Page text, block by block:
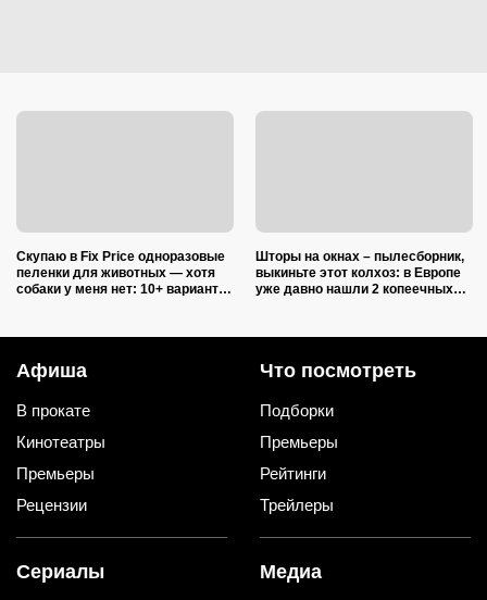
Скупаю в Fix Price одноразовые
пеленки для животных — хотя
собаки у меня нет: 10+ вариантов
Шторы на окнах – пылесборник,
выкиньте этот колхоз: в Европе
уже давно нашли 2 копеечных
Афиша
В прокате
Кинотеатры
Премьеры
Рецензии
Что посмотреть
Подборки
Премьеры
Рейтинги
Трейлеры
Сериалы Медиа